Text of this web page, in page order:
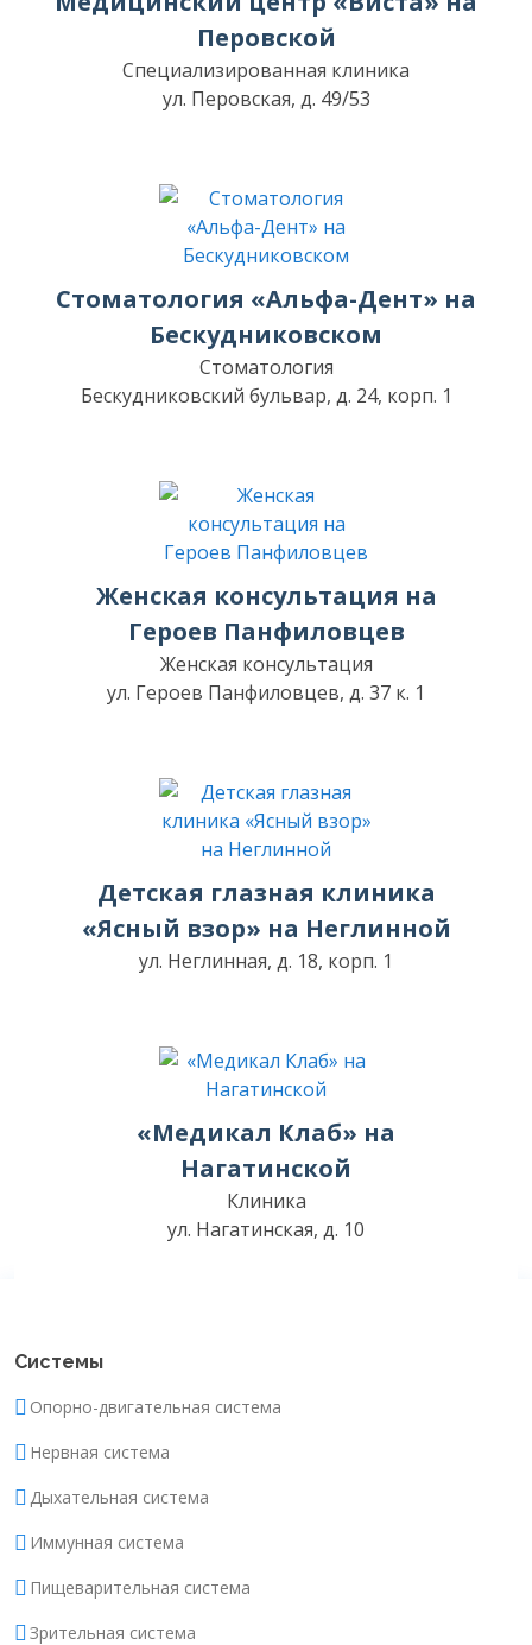
Перовской
Специализированная клиника
ул. Перовская, д. 49/53
Стоматология «Альфа-Дент» на
Бескудниковском
Стоматология
Бескудниковский бульвар, д. 24, корп. 1
Женская консультация на
Героев Панфиловцев
Женская консультация
ул. Героев Панфиловцев, д. 37 к. 1
Детская глазная клиника
«Ясный взор» на Неглинной
ул. Неглинная, д. 18, корп. 1
«Медикал Клаб» на
Нагатинской
Клиника
ул. Нагатинская, д. 10
Системы
Опорно-двигательная система
Нервная система
Дыхательная система
Иммунная система
Пищеварительная система
Зрительная система